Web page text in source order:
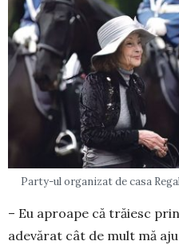
Party-ul organizat de casa
– Eu aproape că trăiesc
adevărat cât de mult mă